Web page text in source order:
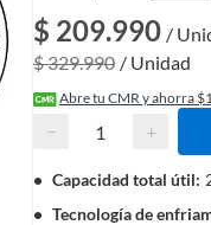
$ 209.990 /
$ 329.990 / Unidad
Abre tu CMR y ahorra
− +
Capacidad total útil:
Tecnología de